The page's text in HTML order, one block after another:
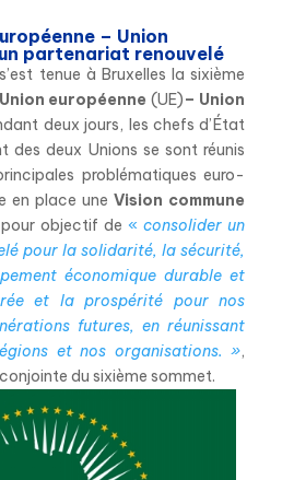
– Union
partenariat renouvelé
tenue à Bruxelles la sixième
européenne (UE)– Union
deux jours, les chefs d’État
des deux Unions se sont réunis
problématiques euro-
en place uneVision commune
objectif de «consolider un
pour la solidarité, la sécurité,
économique durable et
et la prospérité pour nos
futures, en réunissant
et nos organisations. »,
du sixième sommet.